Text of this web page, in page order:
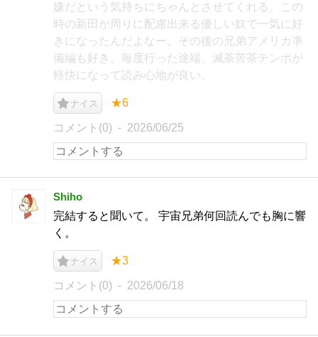
嫌だという気持ちにちゃんとさせてくれる。この
時の新田が周りに配慮出来る優しい奴で一気に好
きになったんだよなー。その後の兄弟アメリカ準
備編も好き。毎度行った途端、滅茶苦茶テンポが
軽快になって読み心地が良い。
ナイス ★6
コメント(0) 2026/06/25
Shiho
完結すると聞いて。 宇宙兄弟何回読んでも胸に響
く。
ナイス ★3
コメント(0) 2026/06/18